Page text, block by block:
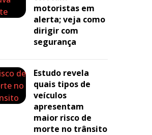
motoristas em
alerta; veja como
dirigir com
segurança
Estudo revela
quais tipos de
veículos
apresentam
maior risco de
morte no trânsito